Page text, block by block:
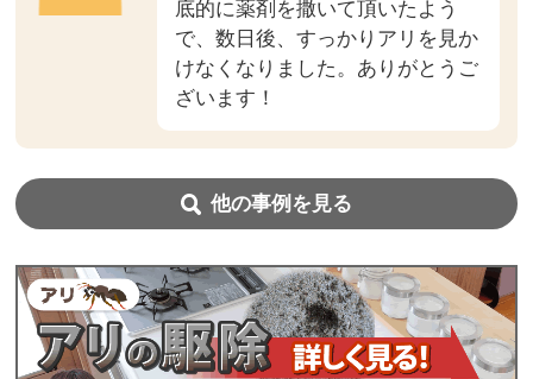
底的に薬剤を撒いて頂いたよう
で、数日後、すっかりアリを見か
けなくなりました。ありがとうご
ざいます！
他の事例を見る